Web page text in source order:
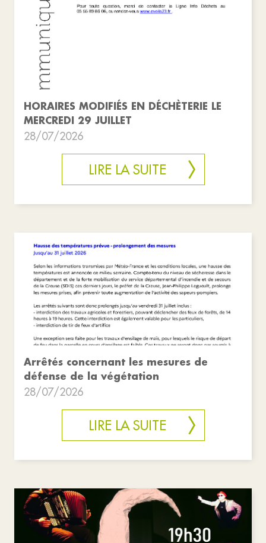
HORAIRES MODIFIÉS EN DÉCHÈTERIE LE
MERCREDI 29 JUILLET
28/07/2026
LIRE LA SUITE
Arrêtés concernant les mesures de
défense de la végétation
28/07/2026
LIRE LA SUITE